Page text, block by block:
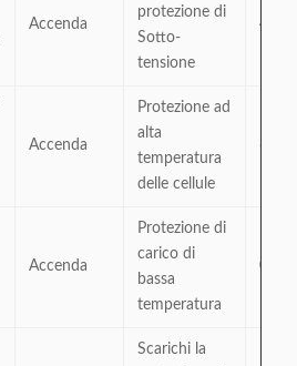
Accenda
protezione di
Sotto-
tensione
Accenda
Protezione ad
alta
temperatura
delle cellule
65℃
Accenda
Protezione di
carico di
bassa
temperatura
0℃
Scarichi la